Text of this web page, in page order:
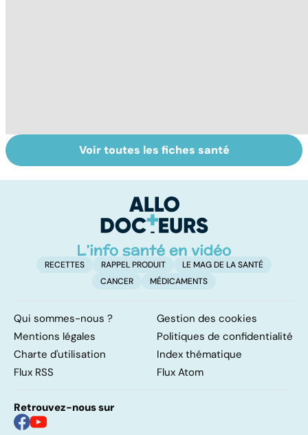
Le TDAH, un
trouble de
hyperactivité
Violences
sexuelles :
remettre ?
Voir toutes les fiches santé
RECETTES RAPPEL PRODUIT
LE MAG DE LA SANTÉ
CANCER
MÉDICAMENTS
Qui sommes-nous ?
Gestion des cookies
Mentions légales
Politiques de confidentialité
Charte d'utilisation
Index thématique
Flux RSS
Flux Atom
Retrouvez-nous sur